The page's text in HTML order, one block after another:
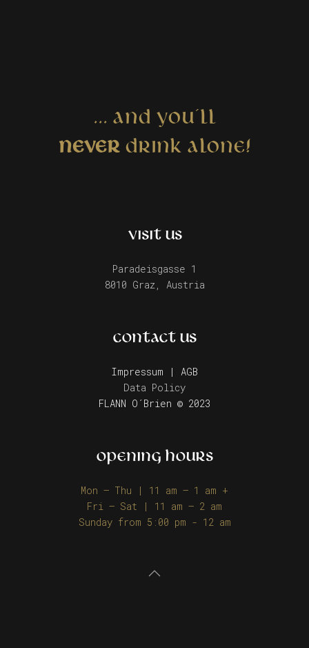
... AND YOU´LL
NEVERDRINK ALONE!
VISIT US
Paradeisgasse 1
8010 Graz, Austria
CONTACT US
Impressum | AGB
Data Policy
FLANN O´Brien © 2023
OPENING HOURS
Mon – Thu | 11 am – 1 am +
Fri – Sat | 11 am – 2 am
Sunday from 5:00 pm - 12 am